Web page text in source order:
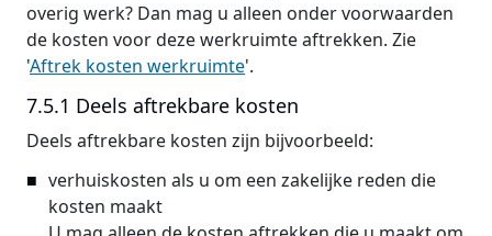
overig werk? Dan mag u alleen onder voorwaarden
de kosten voor deze werkruimte aftrekken. Zie
'Aftrek kosten werkruimte'.
7.5.1 Deels aftrekbare kosten
Deels aftrekbare kosten zijn bijvoorbeeld:
verhuiskosten als u om een zakelijke reden die
kosten maakt